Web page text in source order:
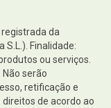
da
Finalidade:
ou serviços.
serão
retificação e
de acordo ao